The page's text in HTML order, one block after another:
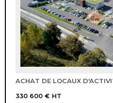
ACHAT DE LOCAUX
330 600 € HT